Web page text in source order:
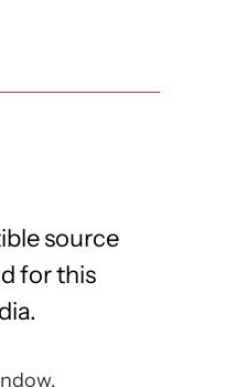
source
for this